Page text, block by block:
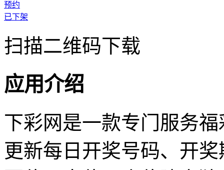
预约
已下架
扫描二维码下载
应用介绍
下彩网是一款专门服务
更新每日开奖号码、开